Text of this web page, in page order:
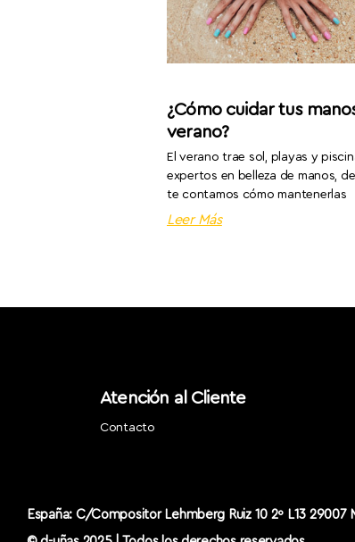
¿Cómo cuidar tus
verano?
El verano trae sol, playas y
expertos en belleza de manos,
te contamos cómo mantenerlas
Leer Más
Atención al Cliente
Contacto
España: C/Compositor Lehmberg Ruiz 10 2º L13 29007